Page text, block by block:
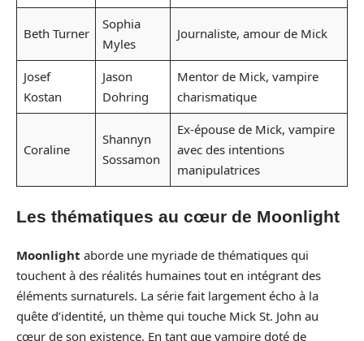
Beth Turner
Sophia
Myles
Journaliste, amour de Mick
Josef
Kostan
Jason
Dohring
Mentor de Mick, vampire
charismatique
Coraline
Shannyn
Sossamon
Ex-épouse de Mick, vampire
avec des intentions
manipulatrices
Les thématiques au cœur de Moonlight
Moonlight aborde une myriade de thématiques qui
touchent à des réalités humaines tout en intégrant des
éléments surnaturels. La série fait largement écho à la
quête d’identité, un thème qui touche Mick St. John au
cœur de son existence. En tant que vampire doté de